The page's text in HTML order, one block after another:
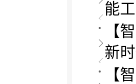
能
【
新
【